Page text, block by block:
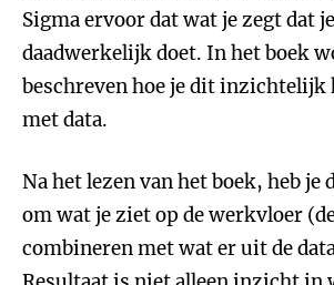
Sigma ervoor dat wat je zegt dat
daadwerkelijk doet. In het boek
beschreven hoe je dit inzichtelijk
met data.
Na het lezen van het boek, heb je
om wat je ziet op de werkvloer
combineren met wat er uit de